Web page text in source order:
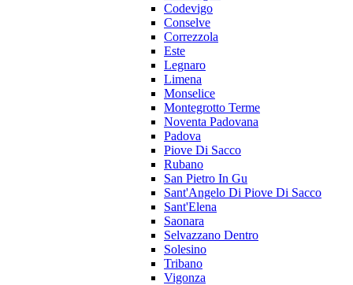
Codevigo
Conselve
Correzzola
Este
Legnaro
Limena
Monselice
Montegrotto Terme
Noventa Padovana
Padova
Piove Di Sacco
Rubano
San Pietro In Gu
Sant'Angelo Di Piove Di Sacco
Sant'Elena
Saonara
Selvazzano Dentro
Solesino
Tribano
Vigonza